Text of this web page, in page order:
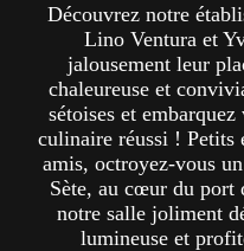
Découvrez notre
Lino Ventura et
jalousement leur
chaleureuse et
sétoises et
culinaire réussi ! Petits
amis, octroyez-vous
Sète, au cœur du port
notre salle joliment
lumineuse et